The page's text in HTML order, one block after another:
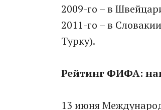
2009-го – в
2011-го – в
Турку).
Рейтинг ФИФА:
13 июня